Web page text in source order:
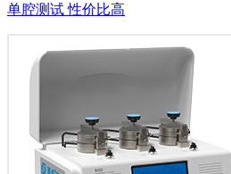
单腔测试 性价比高